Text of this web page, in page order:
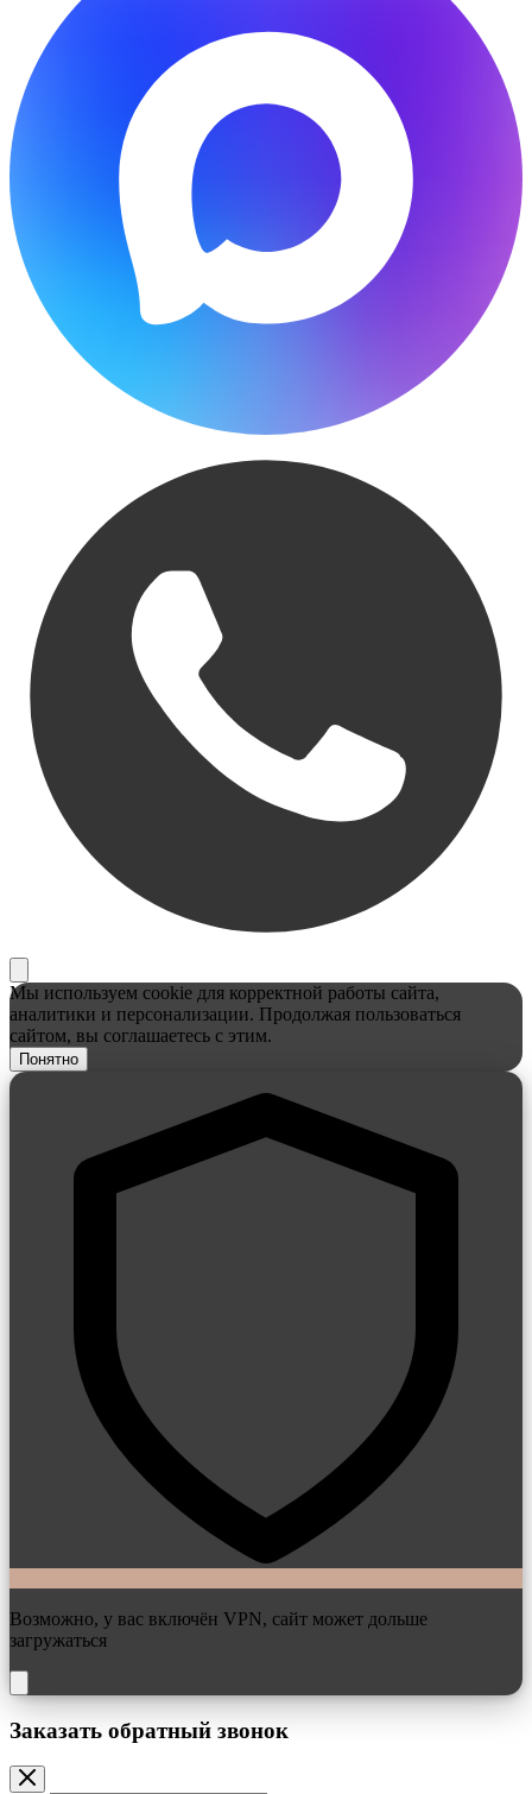
Мы используем cookie для корректной работы сайта,
аналитики и персонализации. Продолжая пользоваться
сайтом, вы соглашаетесь с этим.
Понятно
Возможно, у вас включён VPN, сайт может дольше
загружаться
Заказать обратный звонок